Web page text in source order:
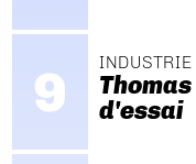
INDUSTRIE
d'essai